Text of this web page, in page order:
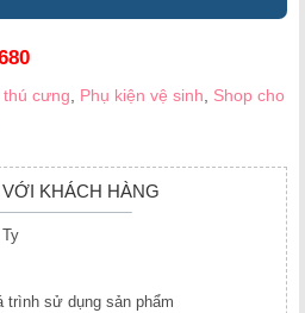
cưng Phụ kiện vệ sinh
Shop cho
KHÁCH HÀNG
trình sử dụng sản phẩm